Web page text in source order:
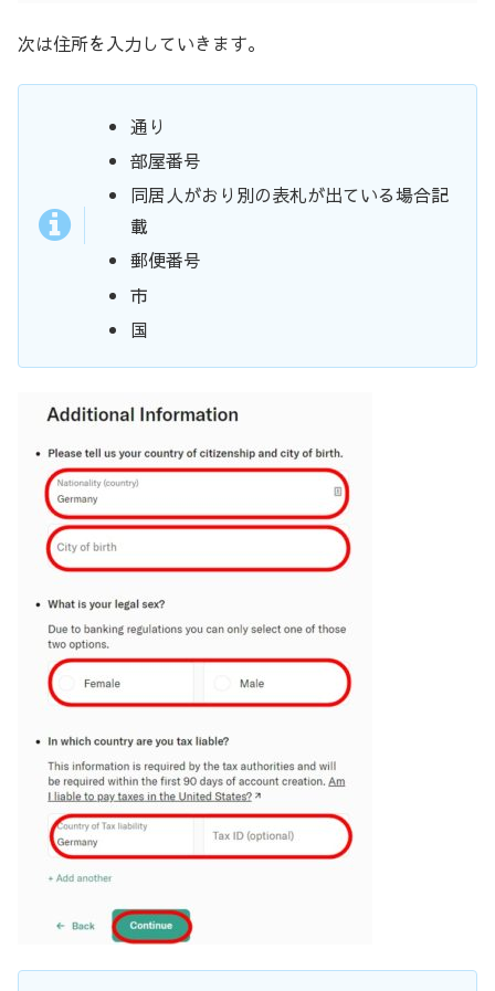
次は住所を入力していきます。
通り
部屋番号
同居人がおり別の表札が出ている場合記
載
郵便番号
市
国